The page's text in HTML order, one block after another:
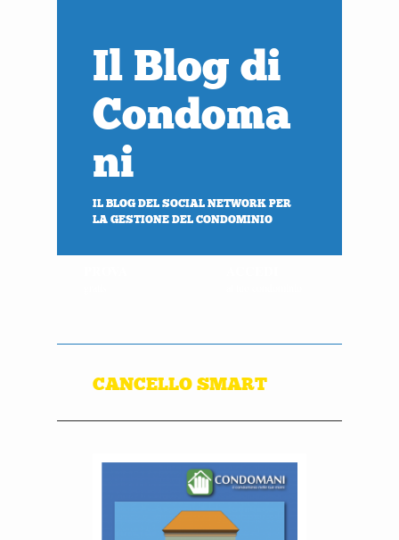
Il Blog di
Condoma
ni
IL BLOG DEL SOCIAL NETWORK PER
LA GESTIONE DEL CONDOMINIO
CANCELLO SMART